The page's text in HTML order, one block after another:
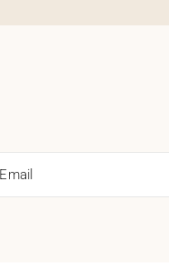
Email